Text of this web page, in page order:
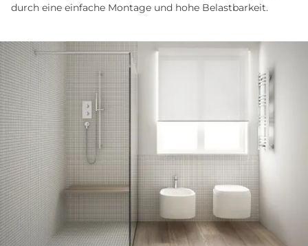
durch eine einfache Montage und hohe Belastbarkeit.